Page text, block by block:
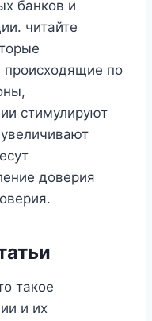
банков и
читайте
происходящие по
стимулируют
доверия
такое
и их